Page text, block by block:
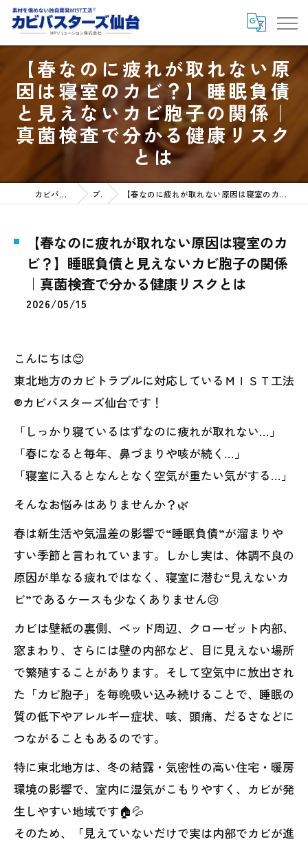
【春なのに疲れが取れない原
因は寝室のカビ？】睡眠負債
と見えないカビ胞子の関係｜
真菌検査で分かる健康リスク
とは
カビバスターズ仙台HOME ブログ 【春なのに疲れが取れない原因は寝室のカビ？】睡眠負債と見えないカビ胞子の関係｜真菌検査で分かる健康リスクとは
【春なのに疲れが取れない原因は寝室のカ
ビ？】睡眠負債と見えないカビ胞子の関係
｜真菌検査で分かる健康リスクとは
2026/05/15
こんにちは😊
東北地方のカビトラブルに対応しているＭＩＳＴ工法
®カビバスターズ仙台です！
「しっかり寝ているはずなのに疲れが取れない…」
「春になると毎年、鼻づまりや咳が続く…」
「寝室に入るとなんとなく空気が重たい気がする…」
そんなお悩みはありませんか？🌿
春は新生活や気温差の影響で“睡眠負債”が溜まりや
すい季節と言われています。しかし実は、体調不良の
原因が単なる疲れではなく、寝室に潜む“見えないカ
ビ”であるケースも少なくありません😢
カビは壁紙の裏側、ベッド周辺、クローゼット内部、
窓まわり、さらには壁の内部など、目に見えない場所
で繁殖することがあります。そして空気中に放出され
た「カビ胞子」を毎晩吸い込み続けることで、睡眠の
質の低下やアレルギー症状、咳、頭痛、だるさなどに
つながることもあるのです。
特に東北地方は、冬の結露・気密性の高い住宅・暖房
環境の影響で、室内に湿気がこもりやすく、カビが発
生しやすい地域です🏠💦
そのため、「見えていないだけで実は内部でカビが進